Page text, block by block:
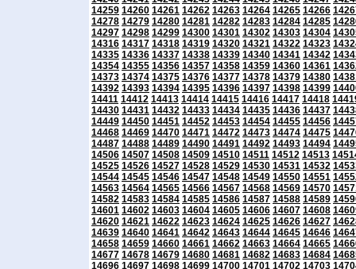
14259 14260 14261 14262 14263 14264 14265 14266
14278 14279 14280 14281 14282 14283 14284 14285
14297 14298 14299 14300 14301 14302 14303 14304
14316 14317 14318 14319 14320 14321 14322 14323
14335 14336 14337 14338 14339 14340 14341 14342
14354 14355 14356 14357 14358 14359 14360 14361
14373 14374 14375 14376 14377 14378 14379 14380
14392 14393 14394 14395 14396 14397 14398 14399
14411 14412 14413 14414 14415 14416 14417 14418
14430 14431 14432 14433 14434 14435 14436 14437
14449 14450 14451 14452 14453 14454 14455 14456
14468 14469 14470 14471 14472 14473 14474 14475
14487 14488 14489 14490 14491 14492 14493 14494
14506 14507 14508 14509 14510 14511 14512 14513
14525 14526 14527 14528 14529 14530 14531 14532
14544 14545 14546 14547 14548 14549 14550 14551
14563 14564 14565 14566 14567 14568 14569 14570
14582 14583 14584 14585 14586 14587 14588 14589
14601 14602 14603 14604 14605 14606 14607 14608
14620 14621 14622 14623 14624 14625 14626 14627
14639 14640 14641 14642 14643 14644 14645 14646
14658 14659 14660 14661 14662 14663 14664 14665
14677 14678 14679 14680 14681 14682 14683 14684
14696 14697 14698 14699 14700 14701 14702 14703